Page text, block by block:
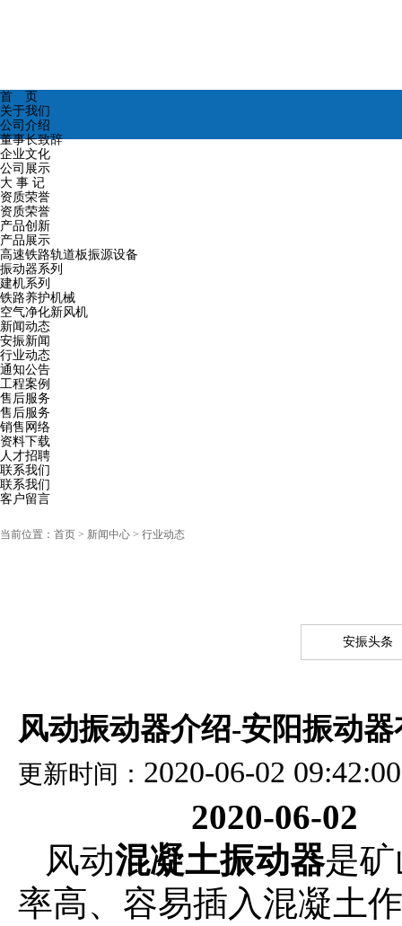
首 页
关于我们
公司介绍
董事长致辞
企业文化
公司展示
大 事 记
资质荣誉
资质荣誉
产品创新
产品展示
高速铁路轨道板振源设备
振动器系列
建机系列
铁路养护机械
空气净化新风机
新闻动态
安振新闻
行业动态
通知公告
工程案例
售后服务
售后服务
销售网络
资料下载
人才招聘
联系我们
联系我们
客户留言
当前位置： 首页 > 新闻中心 > 行业动态
安振头条
风动振动器介绍-安阳振动
更新时间： 2020-06-02 09:42:00
2020-06-02
风动混凝土振动器是
率高、容易插入混凝土